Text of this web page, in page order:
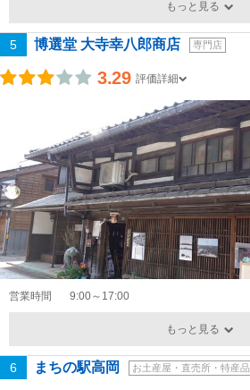
もっと見る
5 博選堂 大寺幸八郎商店 専門店
3.29 評価詳細
営業時間 9:00～17:00
もっと見る
6 まちの駅高岡 お土産屋・直売所・特産品